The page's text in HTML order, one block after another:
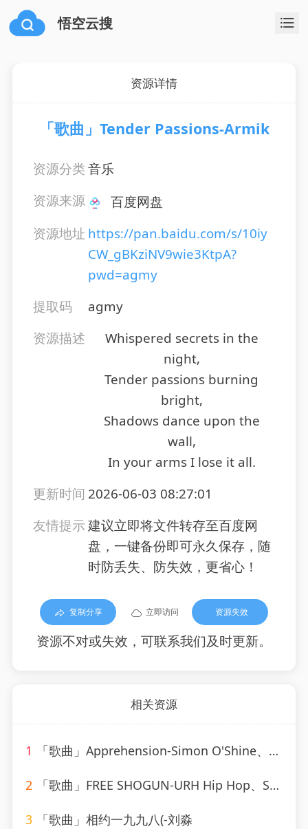
悟空云搜
资源详情
「歌曲」Tender Passions-Armik
资源分类音乐
资源来源
百度网盘
资源地址 https://pan.baidu.com/s/10iy
CW_gBKziNV9wie3KtpA?
pwd=agmy
提取码
agmy
资源描述
Whispered secrets in the
night,
Tender passions burning
bright,
Shadows dance upon the
wall,
In your arms I lose it all.
更新时间 2026-06-03 08:27:01
友情提示建议立即将文件转存至百度网
盘，一键备份即可永久保存，随
时防丢失、防失效，更省心！
复制分享 立即访问 资源失效
资源不对或失效，可联系我们及时更新。
相关资源
1 「歌曲」Apprehension-Simon O'Shine、Sergey Nevone
2 「歌曲」FREE SHOGUN-URH Hip Hop、Shogun
3 「歌曲」相约一九九八(-刘淼